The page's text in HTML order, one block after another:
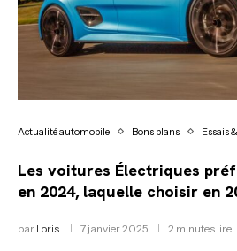
Actualité automobile Bons plans Essais
Les voitures Électriques
en 2024, laquelle choisir en
par Loris 7 janvier 2025 2 minutes lire